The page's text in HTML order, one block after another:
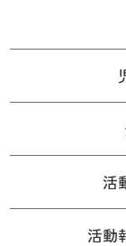
活
活動